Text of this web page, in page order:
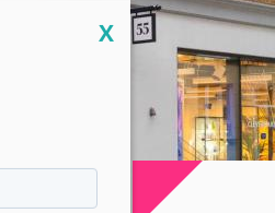
Close
X